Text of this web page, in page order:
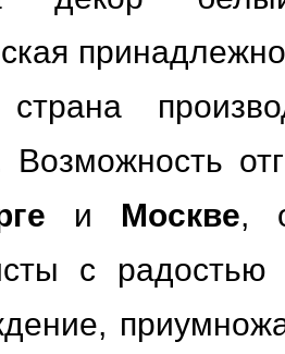
страна
Возможность
и Москве,
с радостью